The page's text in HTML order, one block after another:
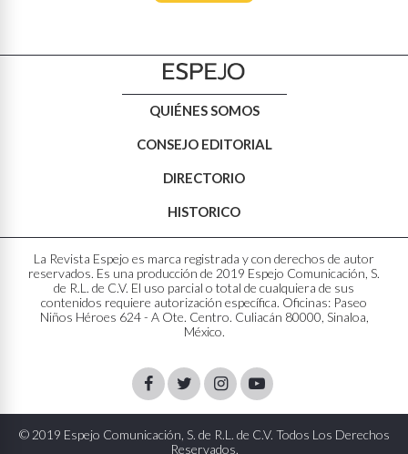
QUIÉNES SOMOS
CONSEJO EDITORIAL
DIRECTORIO
HISTORICO
La Revista Espejo es marca registrada y con derechos de autor
reservados. Es una producción de 2019 Espejo Comunicación, S.
de R.L. de C.V. El uso parcial o total de cualquiera de sus
contenidos requiere autorización específica. Oficinas: Paseo
Niños Héroes 624 - A Ote. Centro. Culiacán 80000, Sinaloa,
México.
FacebookTwitterInstagram
Youtube
© 2019 Espejo Comunicación, S. de R.L. de C.V. Todos Los Derechos
Reservados.